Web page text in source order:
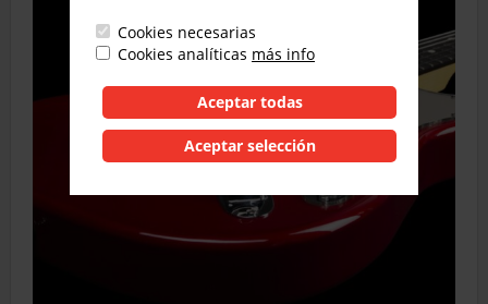
Cookies necesarias
Cookies analíticas más info
Aceptar todas
Aceptar selección